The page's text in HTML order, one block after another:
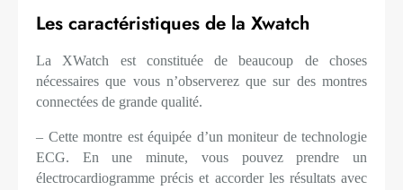
Les caractéristiques de la Xwatch
La XWatch est constituée de beaucoup de choses
nécessaires que vous n’observerez que sur des montres
connectées de grande qualité.
– Cette montre est équipée d’un moniteur de technologie
ECG. En une minute, vous pouvez prendre un
électrocardiogramme précis et accorder les résultats avec